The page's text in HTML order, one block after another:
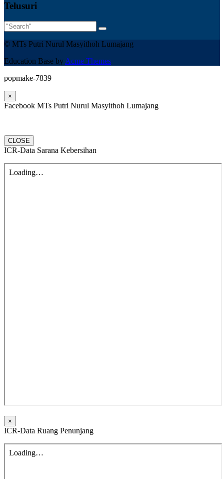
Telusuri
© MTs Putri Nurul Masyithoh Lumajang
Education Base by Acme Themes
popmake-7839
×
Facebook MTs Putri Nurul Masyithoh Lumajang
CLOSE
ICR-Data Sarana Kebersihan
×
ICR-Data Ruang Penunjang